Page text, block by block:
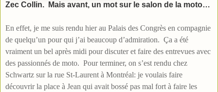
Zec Collin. Mais avant, un mot sur le salon de la moto…
En effet, je me suis rendu hier au Palais des Congrès en compagnie
de quelqu’un pour qui j’ai beaucoup d’admiration. Ça a été
vraiment un bel après midi pour discuter et faire des entrevues avec
des passionnés de moto. Pour terminer, on s’est rendu chez
Schwartz sur la rue St-Laurent à Montréal: je voulais faire
découvrir la place à Jean qui avait bossé pas mal fort à faire les